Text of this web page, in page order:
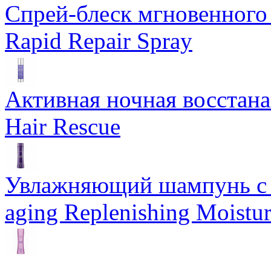
Спрей-блеск
Rapid Repair Spray
Активная ночная
Hair Rescue
Увлажняющий шампунь
aging Replenishing